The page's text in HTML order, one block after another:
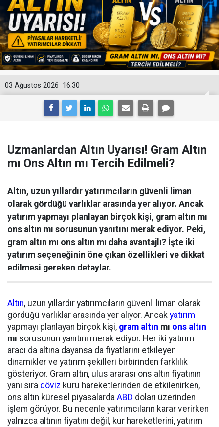
16:30
03 Ağustos 2026
Uzmanlardan Altın Uyarısı! Gram Altın
mı Ons Altın mı Tercih Edilmeli?
Altın, uzun yıllardır yatırımcıların güvenli liman
olarak gördüğü varlıklar arasında yer alıyor. Ancak
yatırım yapmayı planlayan birçok kişi, gram altın mı
ons altın mı sorusunun yanıtını merak ediyor. Peki,
gram altın mı ons altın mı daha avantajlı? İşte iki
yatırım seçeneğinin öne çıkan özellikleri ve dikkat
edilmesi gereken detaylar.
Altın, uzun yıllardır yatırımcıların güvenli liman olarak
gördüğü varlıklar arasında yer alıyor. Ancak yatırım
yapmayı planlayan birçok kişi, gram altın mı ons altın
mı sorusunun yanıtını merak ediyor. Her iki yatırım
aracı da altına dayansa da fiyatlarını etkileyen
dinamikler ve yatırım şekilleri birbirinden farklılık
gösteriyor. Gram altın, uluslararası ons altın fiyatının
yanı sıra döviz kuru hareketlerinden de etkilenirken,
ons altın küresel piyasalarda ABD doları üzerinden
işlem görüyor. Bu nedenle yatırımcıların karar verirken
yalnızca altının fiyatını değil, kur hareketlerini, yatırım